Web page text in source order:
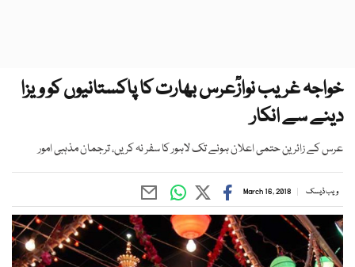
خواجہ غریب نوازؒعرس بھارت کا پاکستانیوں کو ویزا
دینے سے انکار
عرس کے زائرین حتمی اعلان ہونے تک لاہور کا سفر نہ کریں، ترجمان مذہبی امور
ویب ڈیسک March 16, 2018